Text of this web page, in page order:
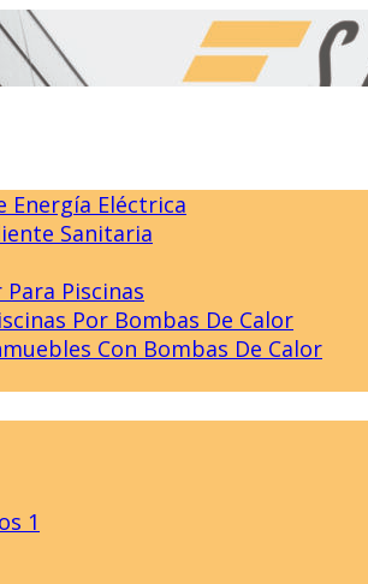
Energía Eléctrica
Sanitaria
Piscinas
Por Bombas De Calor
Con Bombas De Calor
1